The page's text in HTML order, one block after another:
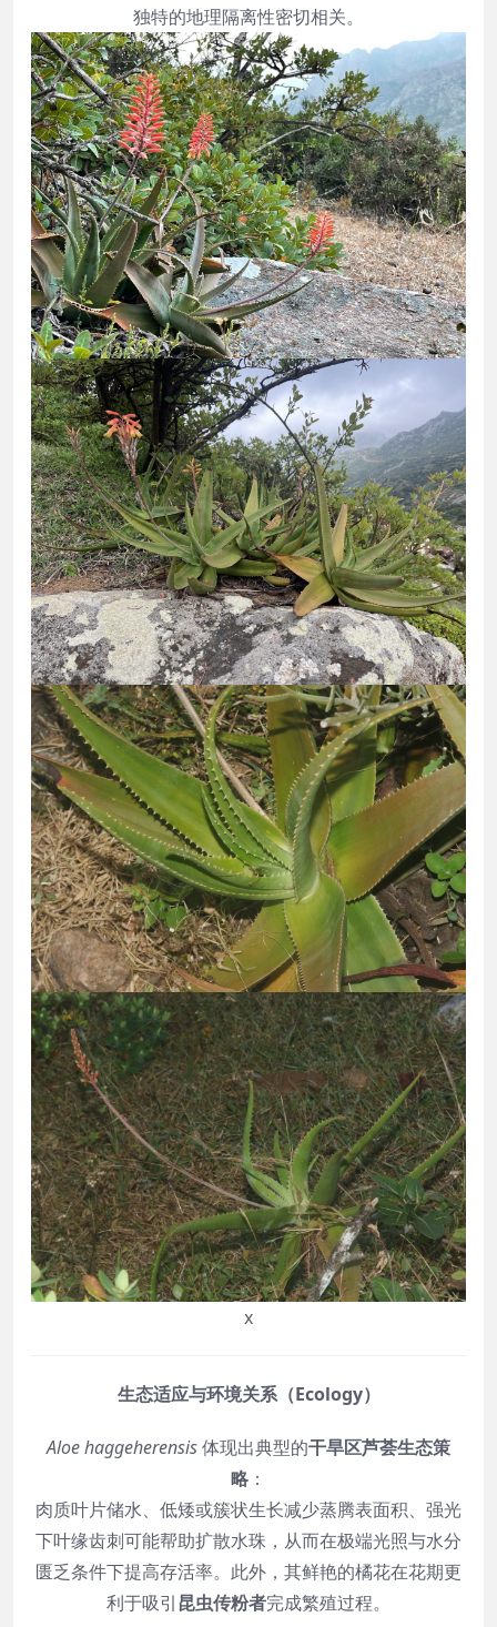
独特的地理隔离性密切相关。
x
生态适应与环境关系（Ecology）
Aloe haggeherensis体现出典型的干旱区芦荟生态策
略 ：
肉质叶片储水、低矮或簇状生长减少蒸腾表面积、强光
下叶缘齿刺可能帮助扩散水珠，从而在极端光照与水分
匮乏条件下提高存活率。此外，其鲜艳的橘花在花期更
利于吸引昆虫传粉者完成繁殖过程。